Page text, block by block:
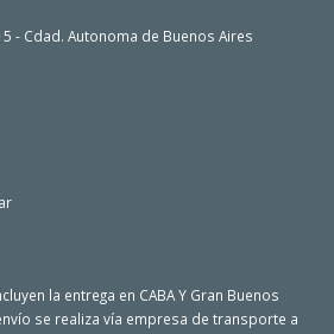
- Cdad. Autonoma de Buenos Aires
la entrega en CABA Y Gran Buenos
se realiza vía empresa de transporte a